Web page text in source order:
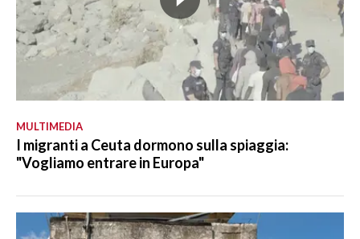
MULTIMEDIA
I migranti a Ceuta dormono sulla spiaggia:
"Vogliamo entrare in Europa"